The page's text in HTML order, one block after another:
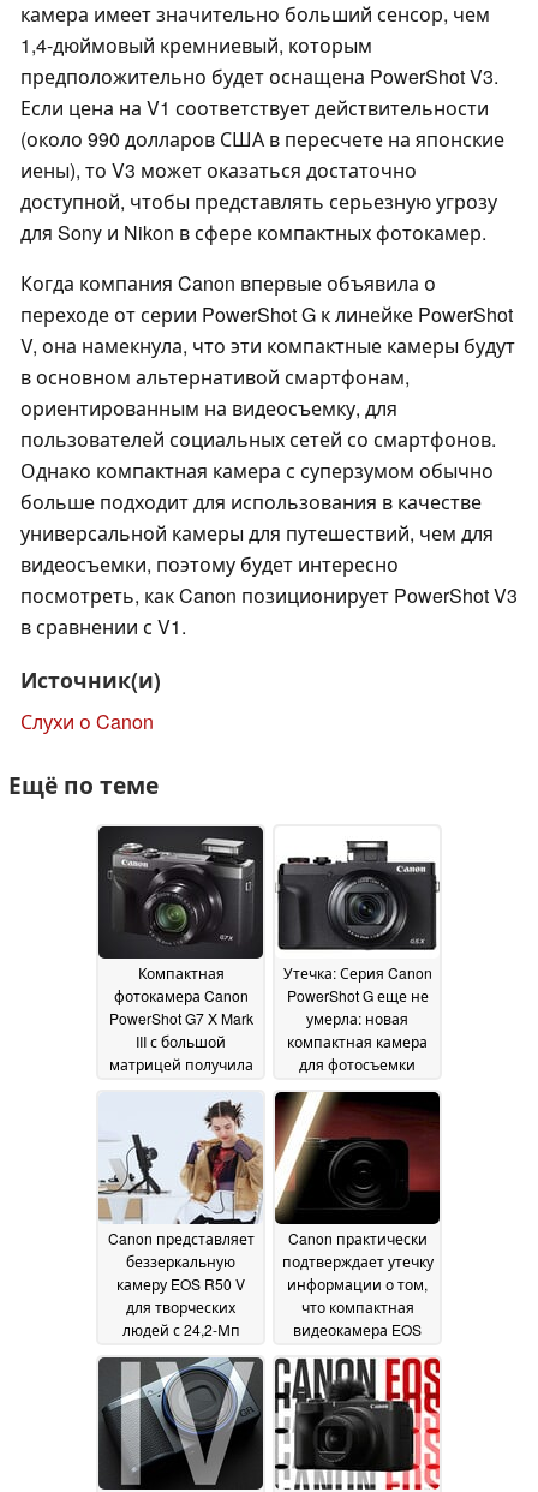
камера имеет значительно больший сенсор, чем
1,4-дюймовый кремниевый, которым
предположительно будет оснащена PowerShot V3.
Если цена на V1 соответствует действительности
(около 990 долларов США в пересчете на японские
иены), то V3 может оказаться достаточно
доступной, чтобы представлять серьезную угрозу
для Sony и Nikon в сфере компактных фотокамер.
Когда компания Canon впервые объявила о
переходе от серии PowerShot G к линейке PowerShot
V, она намекнула, что эти компактные камеры будут
в основном альтернативой смартфонам,
ориентированным на видеосъемку, для
пользователей социальных сетей со смартфонов.
Однако компактная камера с суперзумом обычно
больше подходит для использования в качестве
универсальной камеры для путешествий, чем для
видеосъемки, поэтому будет интересно
посмотреть, как Canon позиционирует PowerShot V3
в сравнении с V1.
Источник(и)
Слухи о Canon
Ещё по теме
Компактная
фотокамера Canon
PowerShot G7 X Mark
III с большой
матрицей получила
новую
ограниченную
серию
06 February 2026
Утечка: Серия Canon
PowerShot G еще не
умерла: новая
компактная камера
для фотосъемки
появится к концу
2025 года08 July 2025
Canon представляет
беззеркальную
камеру EOS R50 V
для творческих
людей с 24,2-Мп
сенсором 4K HDR,
функцией
трансляции
телепередач и двумя
креплениями для
штатива
16 May 2025
Canon практически
подтверждает утечку
информации о том,
что компактная
видеокамера EOS
будет выпущена
вместе с компактной
камерой PowerShot
V120 March 2025